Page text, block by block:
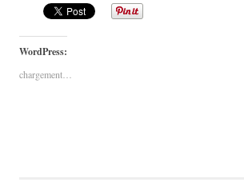
WordPress:
chargement…